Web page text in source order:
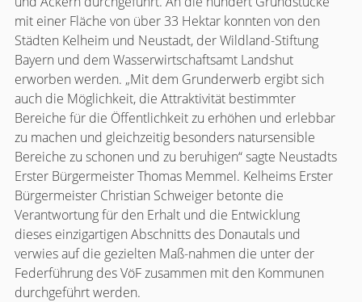
mit einer Fläche von über 33 Hektar konnten von den
Städten Kelheim und Neustadt, der Wildland-Stiftung
Bayern und dem Wasserwirtschaftsamt Landshut
erworben werden. „Mit dem Grunderwerb ergibt sich
auch die Möglichkeit, die Attraktivität bestimmter
Bereiche für die Öffentlichkeit zu erhöhen und erlebbar
zu machen und gleichzeitig besonders natursensible
Bereiche zu schonen und zu beruhigen“ sagte Neustadts
Erster Bürgermeister Thomas Memmel. Kelheims Erster
Bürgermeister Christian Schweiger betonte die
Verantwortung für den Erhalt und die Entwicklung
dieses einzigartigen Abschnitts des Donautals und
verwies auf die gezielten Maß-nahmen die unter der
Federführung des VöF zusammen mit den Kommunen
durchgeführt werden.